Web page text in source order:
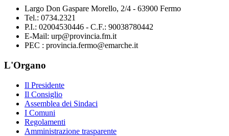
Largo Don Gaspare Morello, 2/4 - 63900 Fermo
Tel.: 0734.2321
P.I.: 02004530446 - C.F.: 90038780442
E-Mail: urp@provincia.fm.it
PEC : provincia.fermo@emarche.it
L'Organo
Il Presidente
Il Consiglio
Assemblea dei Sindaci
I Comuni
Regolamenti
Amministrazione trasparente